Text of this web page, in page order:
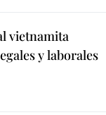
vietnamita
y laborales